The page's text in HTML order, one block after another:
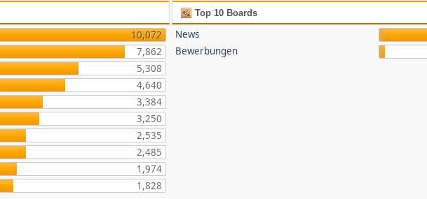
10,072
7,862
5,308
4,640
3,384
3,250
2,535
2,485
1,974
1,828
Top 10 Boards
News
Bewerbungen